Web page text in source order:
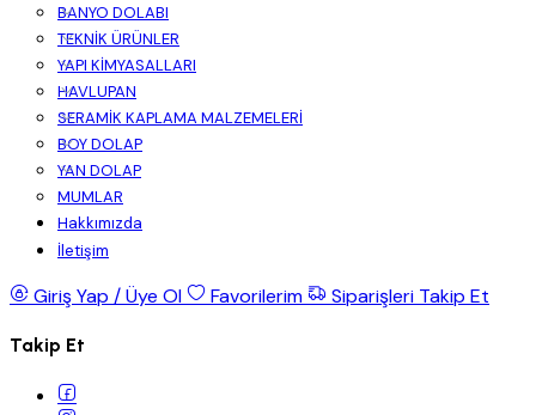
BANYO DOLABI
TEKNİK ÜRÜNLER
YAPI KİMYASALLARI
HAVLUPAN
SERAMİK KAPLAMA MALZEMELERİ
BOY DOLAP
YAN DOLAP
MUMLAR
Hakkımızda
İletişim
Giriş Yap / Üye Ol Favorilerim Siparişleri Takip Et
Takip Et